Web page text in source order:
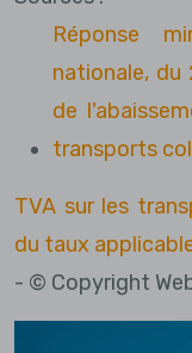
Réponse
nationale,
de
transports
TVA sur les
du taux
- © Copyright